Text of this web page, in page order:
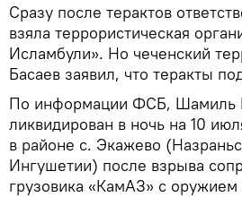
Сразу после терактов
взяла террористическая
Исламбули». Но чеченский
Басаев заявил, что теракты
По информации ФСБ, Шамиль
ликвидирован в ночь на 10
в районе с. Экажево
Ингушетии) после взрыва
грузовика «КамАЗ» с